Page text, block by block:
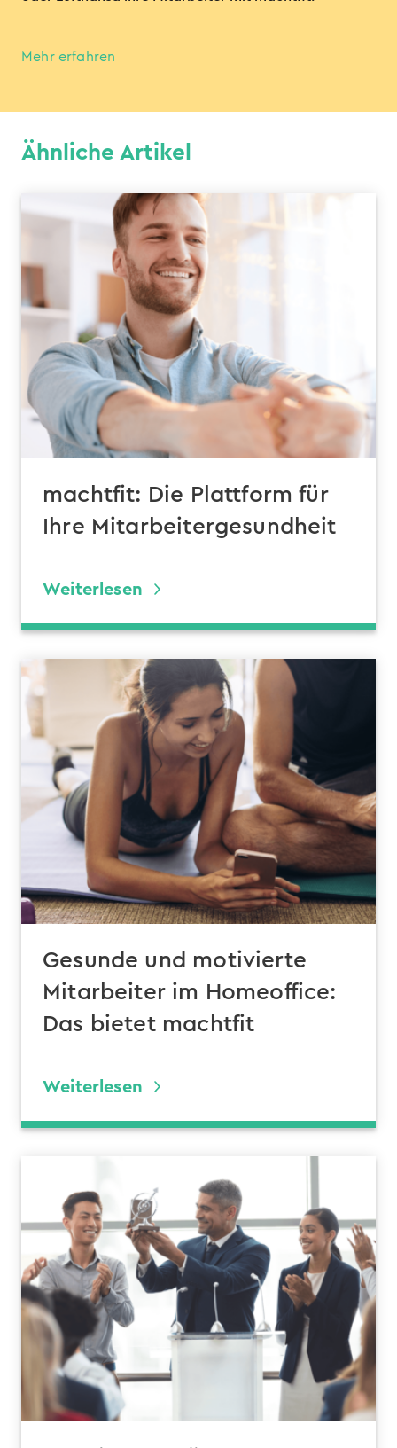
Mehr erfahren
Ähnliche Artikel
machtfit: Die Plattform für
Ihre Mitarbeitergesundheit
Weiterlesen
Gesunde und motivierte
Mitarbeiter im Homeoffice:
Das bietet machtfit
Weiterlesen